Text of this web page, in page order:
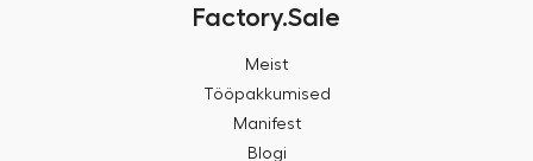
Factory.Sale
Meist
Tööpakkumised
Manifest
Blogi